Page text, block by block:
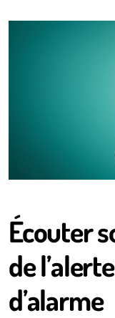
Écouter
de
d’alarme